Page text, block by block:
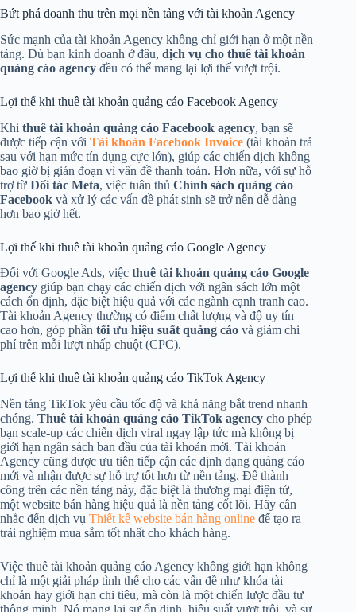
Bứt phá doanh thu trên mọi nền tảng với tài khoản Agency
Sức mạnh của tài khoản Agency không chỉ giới hạn ở một nền
tảng. Dù bạn kinh doanh ở đâu, dịch vụ cho thuê tài khoản
quảng cáo agency đều có thể mang lại lợi thế vượt trội.
Lợi thế khi thuê tài khoản quảng cáo Facebook Agency
Khi thuê tài khoản quảng cáo Facebook agency, bạn sẽ
được tiếp cận với Tài khoản Facebook Invoice (tài khoản trả
sau với hạn mức tín dụng cực lớn), giúp các chiến dịch không
bao giờ bị gián đoạn vì vấn đề thanh toán. Hơn nữa, với sự hỗ
trợ từ Đối tác Meta, việc tuân thủ Chính sách quảng cáo
Facebook và xử lý các vấn đề phát sinh sẽ trở nên dễ dàng
hơn bao giờ hết.
Lợi thế khi thuê tài khoản quảng cáo Google Agency
Đối với Google Ads, việc thuê tài khoản quảng cáo Google
agency giúp bạn chạy các chiến dịch với ngân sách lớn một
cách ổn định, đặc biệt hiệu quả với các ngành cạnh tranh cao.
Tài khoản Agency thường có điểm chất lượng và độ uy tín
cao hơn, góp phần tối ưu hiệu suất quảng cáo và giảm chi
phí trên mỗi lượt nhấp chuột (CPC).
Lợi thế khi thuê tài khoản quảng cáo TikTok Agency
Nền tảng TikTok yêu cầu tốc độ và khả năng bắt trend nhanh
chóng. Thuê tài khoản quảng cáo TikTok agency cho phép
bạn scale-up các chiến dịch viral ngay lập tức mà không bị
giới hạn ngân sách ban đầu của tài khoản mới. Tài khoản
Agency cũng được ưu tiên tiếp cận các định dạng quảng cáo
mới và nhận được sự hỗ trợ tốt hơn từ nền tảng. Để thành
công trên các nền tảng này, đặc biệt là thương mại điện tử,
một website bán hàng hiệu quả là nền tảng cốt lõi. Hãy cân
nhắc đến dịch vụ Thiết kế website bán hàng online để tạo ra
trải nghiệm mua sắm tốt nhất cho khách hàng.
Việc thuê tài khoản quảng cáo Agency không giới hạn không
chỉ là một giải pháp tình thế cho các vấn đề như khóa tài
khoản hay giới hạn chi tiêu, mà còn là một chiến lược đầu tư